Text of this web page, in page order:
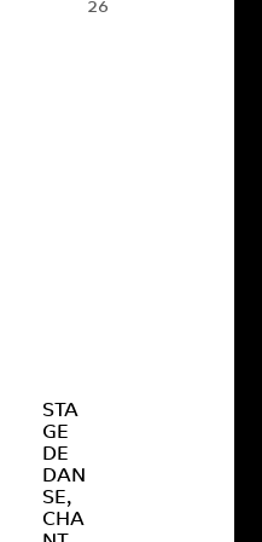
STA
GE
DE
DAN
SE,
CHA
26